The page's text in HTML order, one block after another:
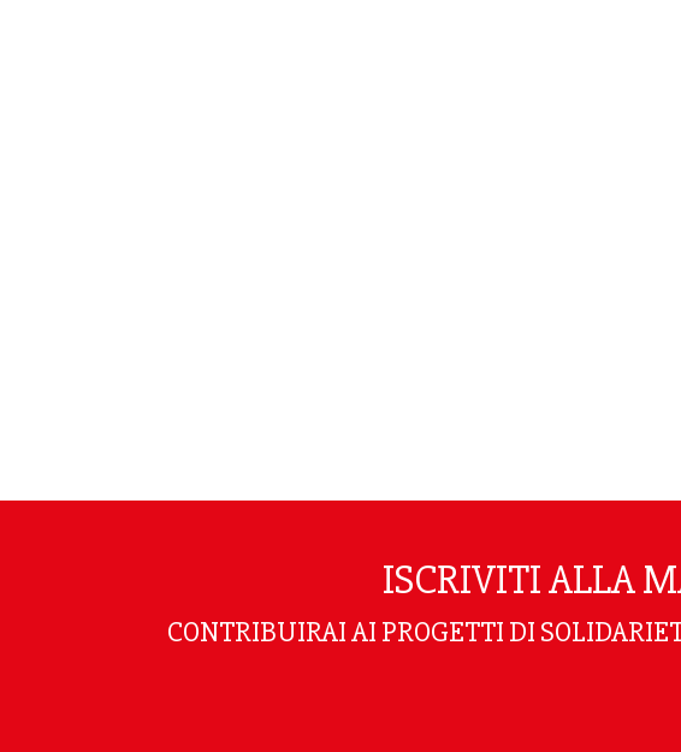
ISCRIVITI ALLA
CONTRIBUIRAI AI PROGETTI DI